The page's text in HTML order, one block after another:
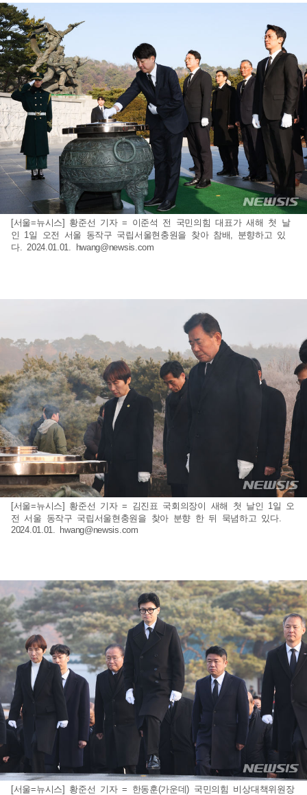
[서울=뉴시스] 황준선 기자 = 이준석 전 국민의힘 대표가 새해 첫 날
인 1일 오전 서울 동작구 국립서울현충원을 찾아 참배, 분향하고 있
다. 2024.01.01.
hwang@newsis.com
[서울=뉴시스] 황준선 기자 = 김진표 국회의장이 새해 첫 날인 1일 오
전 서울 동작구 국립서울현충원을 찾아 분향 한 뒤 묵념하고 있다.
2024.01.01.
hwang@newsis.com
[서울=뉴시스] 황준선 기자 = 한동훈(가운데) 국민의힘 비상대책위원장